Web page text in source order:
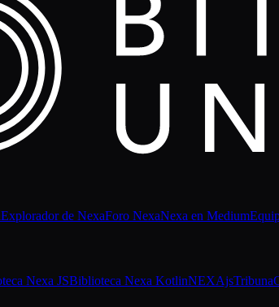
Explorador de NexaForo NexaNexa en Medium
Nexa JSBiblioteca Nexa KotlinNEXAjsTribuna